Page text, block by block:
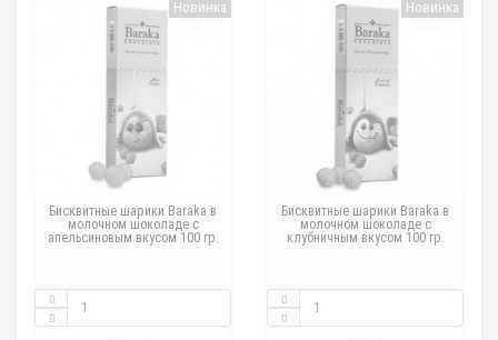
Новинка
Бисквитные шарики Baraka в
молочном шоколаде с
апельсиновым вкусом 100 гр.
Новинка
Бисквитные шарики Baraka в
молочном шоколаде с
клубничным вкусом 100 гр.